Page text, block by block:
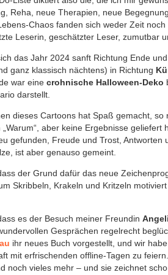
Reha, neue Therapien, neue
Chaos fanden sich weder Zeit
Leserin, geschätzter Leser, zumutbar
das Jahr 2024 sanft Richtung Ende
ganz klassisch nächtens) in Richtung
war eine crohnische Halloween-Deko
darstellt.
dieses Cartoons hat Spaß gemacht,
„Warum“, aber keine Ergebnisse
gefunden, Freude und Trost,
ist aber genauso gemeint.
der Grund dafür das neue
Skribbeln, Krakeln und Kritzeln
es der Besuch meiner Freundin
Gesprächen regelrecht
ihr neues Buch vorgestellt, und wir
mit erfrischenden offline-Tagen zu
noch vieles mehr – und sie zeichnet